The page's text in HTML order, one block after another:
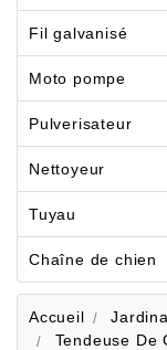
Fil galvanisé
Moto pompe
Pulverisateur
Nettoyeur
Tuyau
Chaîne de chien
Accueil
Tendeuse De